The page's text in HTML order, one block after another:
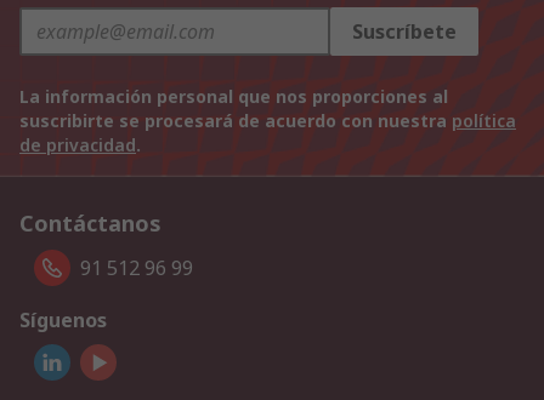
Suscríbete
La información personal que nos proporciones al
suscribirte se procesará de acuerdo con nuestra política
de privacidad.
Contáctanos
91 512 96 99
Síguenos